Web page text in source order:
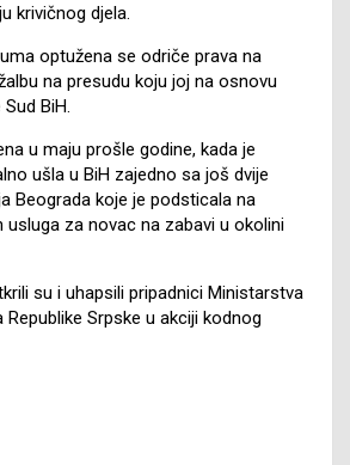
krivičnog djela.
optužena se odriče prava na
na presudu koju joj na osnovu
BiH.
u maju prošle godine, kada je
ušla u BiH zajedno sa još dvije
Beograda koje je podsticala na
usluga za novac na zabavi u okolini
su i uhapsili pripadnici Ministarstva
Srpske u akciji kodnog